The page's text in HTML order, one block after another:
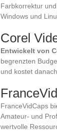
Farbkorrektur
Windows und
Corel
Entwickelt von
begrenzten
und kostet
FranceVidCaps
Amateur- und
wertvolle